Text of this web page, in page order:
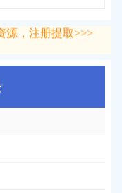
源，注册提取>>>